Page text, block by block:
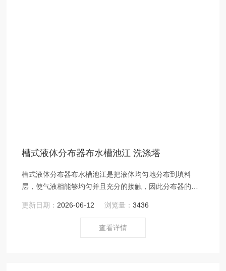
槽式液体分布器布水槽池江 洗涤塔
槽式液体分布器布水槽池江是把液体均匀地分布到填料
层，使气液相能够圴匀并且充分的接触，因此分布器的好
更新日期： 2026-06-12 浏览量：3436
查看详情